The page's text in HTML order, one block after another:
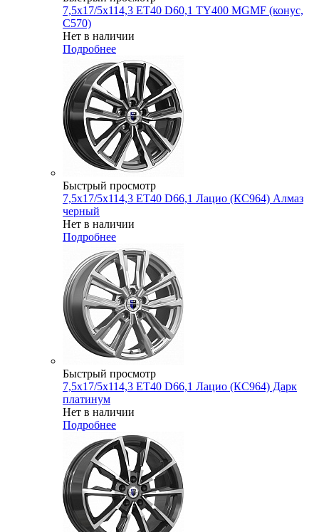
7,5x17/5x114,3 ET40 D60,1 TY400 MGMF (конус,
C570)
Нет в наличии
Подробнее
Быстрый просмотр
7,5x17/5x114,3 ET40 D66,1 Лацио (КС964) Алмаз
черный
Нет в наличии
Подробнее
Быстрый просмотр
7,5x17/5x114,3 ET40 D66,1 Лацио (КС964) Дарк
платинум
Нет в наличии
Подробнее